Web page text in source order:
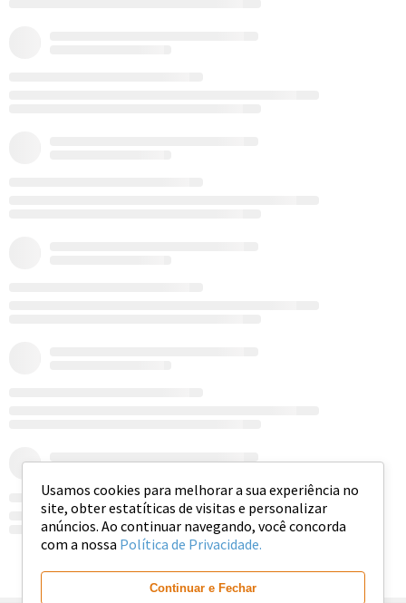
Usamos cookies para melhorar a sua experiência no
site, obter estatíticas de visitas e personalizar
anúncios. Ao continuar navegando, você concorda
com a nossa Política de Privacidade.
Continuar e Fechar